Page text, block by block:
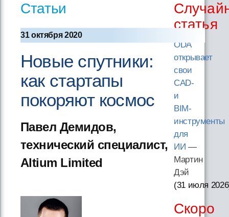
Статьи
31 октября 2020
Новые спутники:
как стартапы
покоряют космос
Павел Демидов,
технический специалист,
Altium Limited
статья
ODA
открывает
свои
CAD-
и
BIM-
инструменты
для
ИИ —
Мартин
Дэй
(31 июля 2026
Скоро